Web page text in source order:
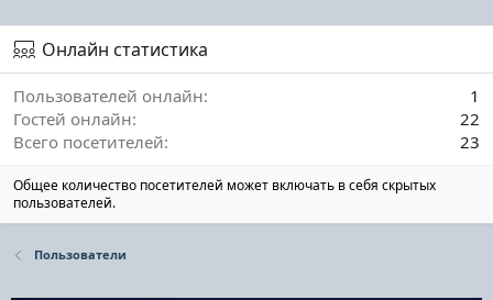
Онлайн статистика
Пользователей онлайн
1
Гостей онлайн
22
Всего посетителей
23
Общее количество посетителей может включать в себя скрытых
пользователей.
Пользователи